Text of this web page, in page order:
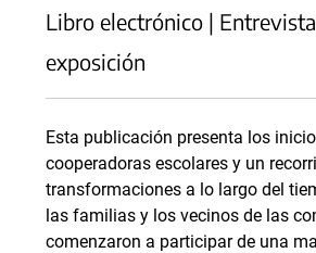
Libro electrónico |
exposición
Esta publicación presenta los
cooperadoras escolares y un
transformaciones a lo largo del
las familias y los vecinos de las
comenzaron a participar de una